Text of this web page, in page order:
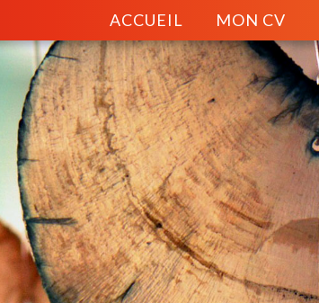
ACCUEIL MON CV